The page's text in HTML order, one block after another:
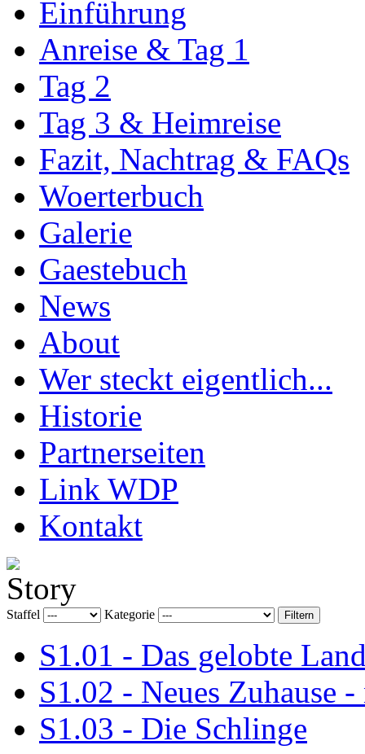
Einführung
Anreise & Tag 1
Tag 2
Tag 3 & Heimreise
Fazit, Nachtrag & FAQs
Woerterbuch
Galerie
Gaestebuch
News
About
Wer steckt eigentlich...
Historie
Partnerseiten
Link WDP
Kontakt
Staffel Kategorie
S1.01 - Das gelobte
S1.02 - Neues Zuhause
S1.03 - Die Schlinge